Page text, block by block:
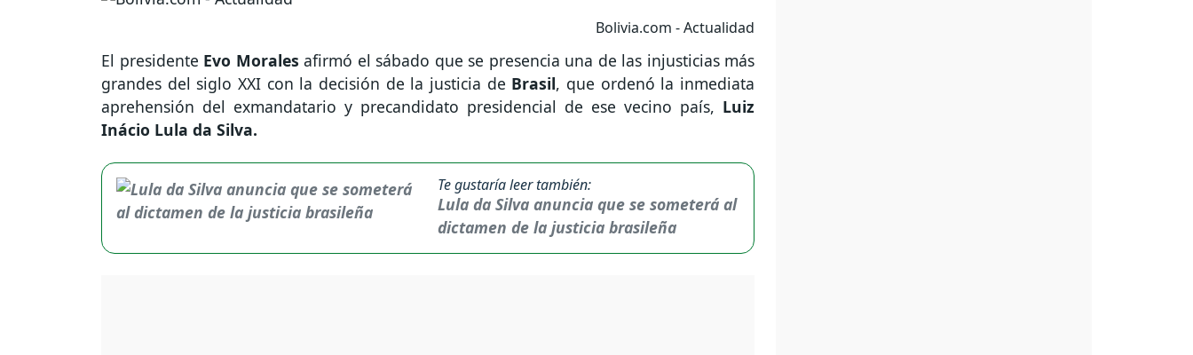
Bolivia.com - Actualidad
El presidente Evo Morales afirmó el sábado que se presencia una de las injusticias más
grandes del siglo XXI con la decisión de la justicia de Brasil, que ordenó la inmediata
aprehensión del exmandatario y precandidato presidencial de ese vecino país, Luiz
Inácio Lula da Silva.
Te gustaría leer también:
Lula da Silva anuncia que se someterá al
dictamen de la justicia brasileña